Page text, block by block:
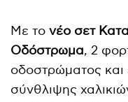
Με τονέο σετ
Οδόστρωμα, 2
οδοστρώματος
σύνθλιψης